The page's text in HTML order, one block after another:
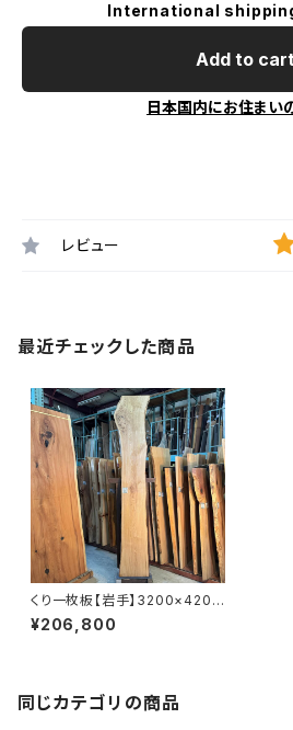
International
Add to
日本国内にお住まい
レビュー
最近チェックした商品
くり一枚板【岩手】3200×420~
570×45㎜【オイル塗装 仕上げ
済み】
¥206,800
同じカテゴリの商品